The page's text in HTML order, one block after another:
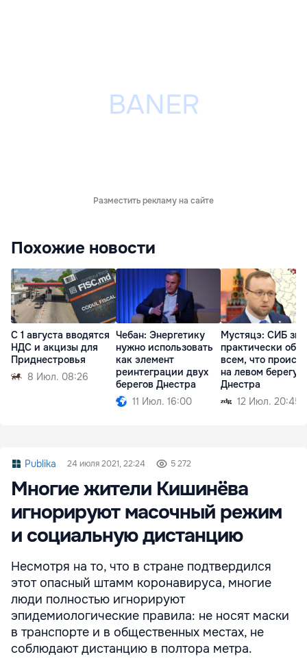
Разместить рекламу на сайте
Похожие новости
С 1 августа вводятся
НДС и акцизы для
Приднестровья
8 Июл. 08:26
Чебан: Энергетику
нужно использовать
как элемент
реинтеграции двух
берегов Днестра
11 Июл. 16:00
Мустяцэ: СИБ
практически обо
всем, что
на левом берегу
Днестра
12 Июл. 20:45
Publika 24 июля 2021, 22:24 5 272
Многие жители Кишинёва
игнорируют масочный режим
и социальную дистанцию
Несмотря на то, что в стране подтвердился
этот опасный штамм коронавируса, многие
люди полностью игнорируют
эпидемиологические правила: не носят маски
в транспорте и в общественных местах, не
соблюдают дистанцию в полтора метра.